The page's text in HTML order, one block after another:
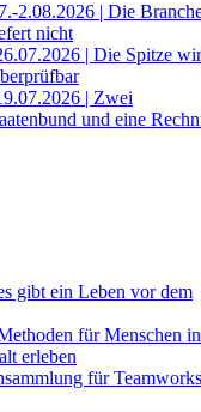
2.08.2026 | Die
nicht
| Die Spitze
| Zwei
und eine
gibt ein Leben vor dem
für Menschen in
erleben
für